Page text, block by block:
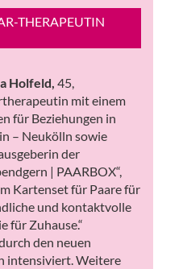
THERAPEUTIN
Holfeld, 45,
mit einem
für Beziehungen in
– Neukölln sowie
der
| PAARBOX“,
Kartenset für Paare für
und kontaktvolle
für Zuhause.“
den neuen
intensiviert. Weitere